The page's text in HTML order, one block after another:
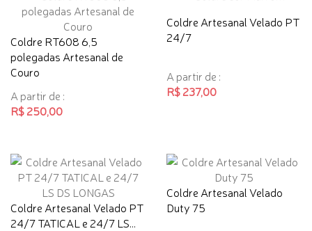
Coldre RT608 6,5
polegadas Artesanal de
Couro
A partir de :
R$ 250,00
Coldre Artesanal Velado PT
24/7
A partir de :
R$ 237,00
Coldre Artesanal Velado PT
24/7 TATICAL e 24/7 LS...
Coldre Artesanal Velado
Duty 75